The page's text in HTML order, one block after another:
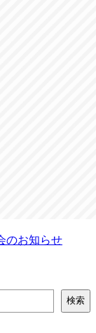
のお知らせ
検索